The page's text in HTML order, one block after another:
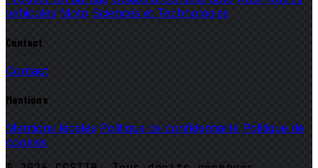
véhicules Moto Sciences et Technologies
Contact
Contact
Mentions
Mentions légales Politique de confidentialité Politique de
cookies